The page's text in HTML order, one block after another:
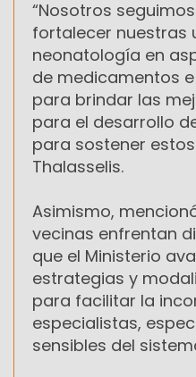
“Nosotros
fortalecer nuestras
neonatología en
de medicamentos
para brindar las
para el desarrollo
para sostener
Thalasselis.
Asimismo,
vecinas enfrentan
que el Ministerio
estrategias y
para facilitar la
especialistas,
sensibles del